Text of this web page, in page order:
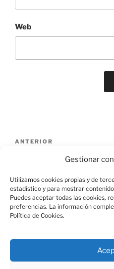
Gestionar
Utilizamos cookies propias y de
estadístico y para mostrar
Puedes aceptar todas las cookies,
preferencias. La información
Política de Cookies.
Web
Entrada
ANTERIOR
cropped-